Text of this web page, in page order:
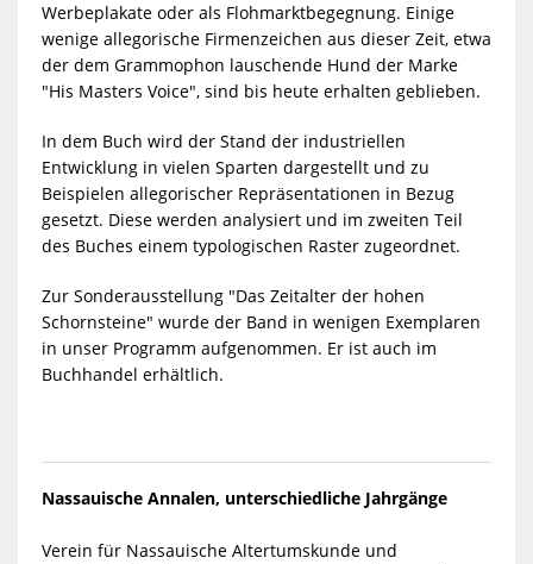
Werbeplakate oder als Flohmarktbegegnung. Einige
wenige allegorische Firmenzeichen aus dieser Zeit, etwa
der dem Grammophon lauschende Hund der Marke
"His Masters Voice", sind bis heute erhalten geblieben.
In dem Buch wird der Stand der industriellen
Entwicklung in vielen Sparten dargestellt und zu
Beispielen allegorischer Repräsentationen in Bezug
gesetzt. Diese werden analysiert und im zweiten Teil
des Buches einem typologischen Raster zugeordnet.
Zur Sonderausstellung "Das Zeitalter der hohen
Schornsteine" wurde der Band in wenigen Exemplaren
in unser Programm aufgenommen. Er ist auch im
Buchhandel erhältlich.
Nassauische Annalen, unterschiedliche Jahrgänge
Verein für Nassauische Altertumskunde und